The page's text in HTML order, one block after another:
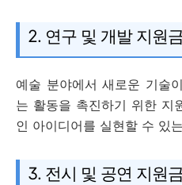
2. 연구 및 개발 지원
예술 분야에서 새로운 기술
는 활동을 촉진하기 위한 지
인 아이디어를 실현할 수 있
3. 전시 및 공연 지원